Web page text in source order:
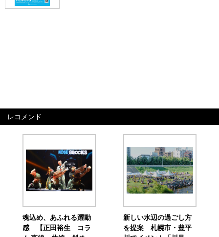
レコメンド
魂込め、あふれる躍動
感 【正田裕生 コラ
新しい水辺の過ごし方
を提案 札幌市・豊平